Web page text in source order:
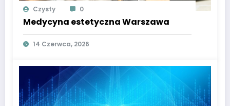
Czysty 0
Medycyna estetyczna Warszawa
14 Czerwca, 2026